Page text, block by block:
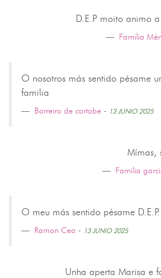
D.E.P moito animo
Familia
O nosotros más sentido pésame
familia
Barreiro de cortobe - 13 JUNIO 2025
Mímas,
Familia
O meu más sentido pésame D.E.P.
Ramon Cea - 13 JUNIO 2025
Unha aperta Marisa e